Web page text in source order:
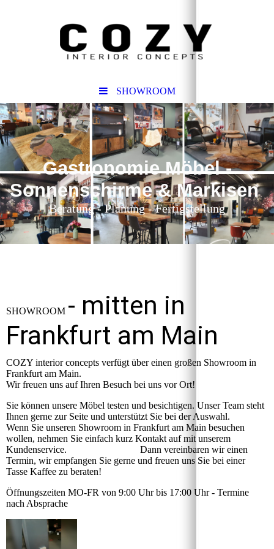
SHOWROOM
Gastronomie Möbel -
Sonnenschirme & Markisen
Beratung - Planung - Fertigstellung
SHOWROOM - mitten in
Frankfurt am Main
COZY interior concepts verfügt über einen großen Showroom in
Frankfurt am Main.
Wir freuen uns auf Ihren Besuch bei uns vor Ort!
Sie können unsere Möbel testen und besichtigen. Unser Team steht
Ihnen gerne zur Seite und unterstützt Sie bei der Auswahl.
Wenn Sie unseren Showroom in Frankfurt am Main besuchen
wollen, nehmen Sie einfach kurz Kontakt auf mit unserem
Kundenservice. Dann vereinbaren wir einen
Termin, wir empfangen Sie gerne und freuen uns Sie bei einer
Tasse Kaffee zu beraten!
Öffnungszeiten MO-FR von 9:00 Uhr bis 17:00 Uhr - Termine
nach Absprache